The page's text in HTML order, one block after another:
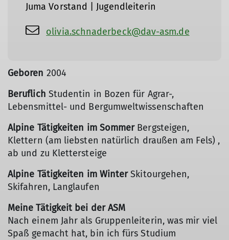
Juma Vorstand | Jugendleiterin
olivia.schnaderbeck@dav-asm.de
Geboren 2004
Beruflich Studentin in Bozen für Agrar-,
Lebensmittel- und Bergumweltwissenschaften
Alpine Tätigkeiten im SommerBergsteigen,
Klettern (am liebsten natürlich draußen am Fels) ,
ab und zu Klettersteige
Alpine Tätigkeiten im WinterSkitourgehen,
Skifahren, Langlaufen
Meine Tätigkeit bei der ASM
Nach einem Jahr als Gruppenleiterin, was mir viel
Spaß gemacht hat, bin ich fürs Studium